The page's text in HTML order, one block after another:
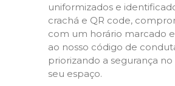
uniformizados e
crachá e QR code,
com um horário marcado
ao nosso código de
priorizando a segurança no
seu espaço.